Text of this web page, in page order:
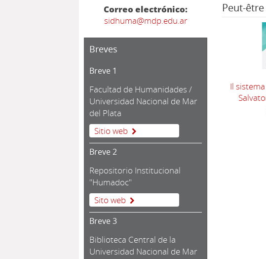
Peut-
Il
Correo electrónico:
sidhuma@mdp.edu.ar
Breves
Breve 1
Facultad de Humanidades /
Universidad Nacional de Mar
del Plata
Sitio web
Breve 2
Repositorio Institucional
"Humadoc"
Sito web
Breve 3
Biblioteca Central de la
Universidad Nacional de Mar